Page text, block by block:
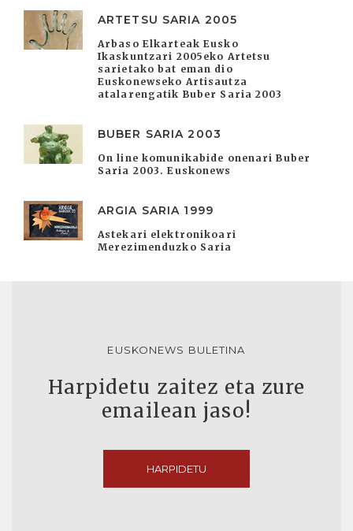
ARTETSU SARIA 2005
Arbaso Elkarteak Eusko
Ikaskuntzari 2005eko Artetsu
sarietako bat eman dio
Euskonewseko Artisautza
atalarengatik Buber Saria 2003
BUBER SARIA 2003
On line komunikabide onenari Buber
Saria 2003. Euskonews
ARGIA SARIA 1999
Astekari elektronikoari
Merezimenduzko Saria
EUSKONEWS BULETINA
Harpidetu zaitez eta zure
emailean jaso!
HARPIDETU